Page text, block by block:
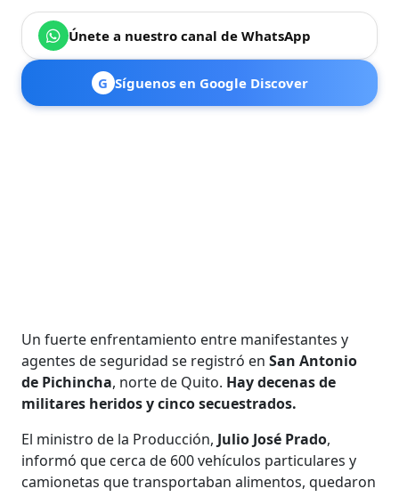
Únete a nuestro canal de WhatsApp
G Síguenos en Google Discover
Un fuerte enfrentamiento entre manifestantes y
agentes de seguridad se registró enSan Antonio
de Pichincha, norte de Quito. Hay decenas de
militares heridos y cinco secuestrados.
El ministro de la Producción, Julio José Prado,
informó que cerca de 600 vehículos particulares y
camionetas que transportaban alimentos, quedaron